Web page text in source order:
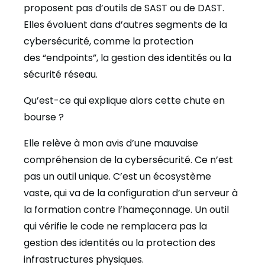
proposent pas d’outils de SAST ou de DAST.
Elles évoluent dans d’autres segments de la
cybersécurité, comme la protection
des “endpoints”, la gestion des identités ou la
sécurité réseau.
Qu’est-ce qui explique alors cette chute en
bourse ?
Elle relève à mon avis d’une mauvaise
compréhension de la cybersécurité. Ce n’est
pas un outil unique. C’est un écosystème
vaste, qui va de la configuration d’un serveur à
la formation contre l’hameçonnage. Un outil
qui vérifie le code ne remplacera pas la
gestion des identités ou la protection des
infrastructures physiques.